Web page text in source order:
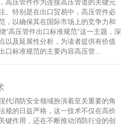
高压管件作为连接高压管道的关键元
。特别是在出口贸易中，高压管件必
，以确保其在国际市场上的竞争力和
“高压管件出口标准规范”这一主题，深
以及延展性分析，为读者提供有价值
口标准规范的主要内容高压管…
代消防安全领域扮演着至关重要的角
规的日益严格，这一技术不仅在高价
键作用，还在不断推动消防行业的创